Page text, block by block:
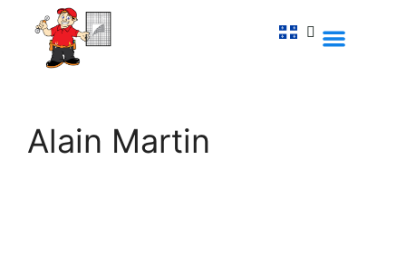
Alain Martin